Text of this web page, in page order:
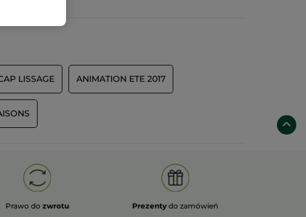
LISSAGE ANIMATION ETE 2017
Prawo do zwrotu Prezenty do zamówień